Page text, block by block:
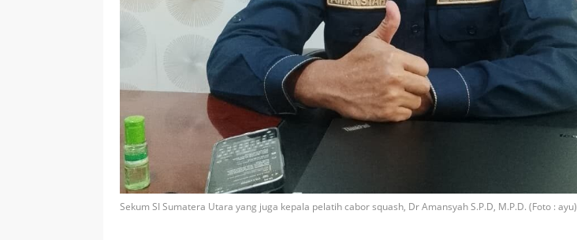
Sekum SI Sumatera Utara yang juga kepala pelatih cabor squash, Dr Amansyah S.P.D, M.P.D. (Foto : ayu)